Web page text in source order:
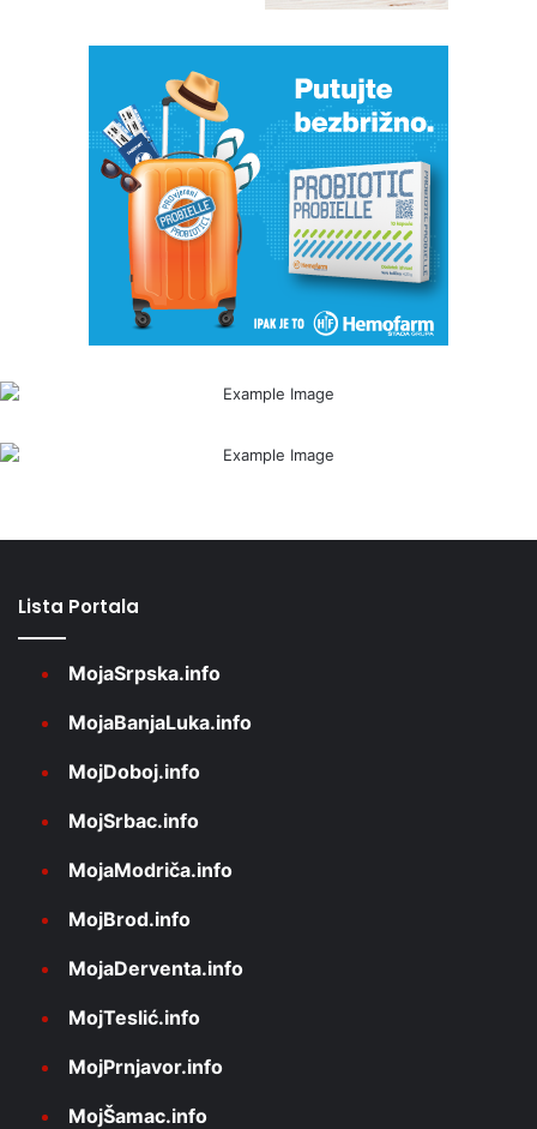
Lista Portala
MojaSrpska.info
MojaBanjaLuka.info
MojDoboj.info
MojSrbac.info
MojaModriča.info
MojBrod.info
MojaDerventa.info
MojTeslić.info
MojPrnjavor.info
MojŠamac.info